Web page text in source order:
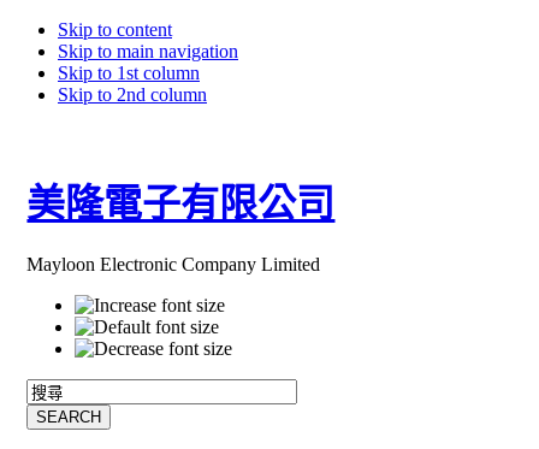
Skip to content
Skip to main navigation
Skip to 1st column
Skip to 2nd column
美隆電子有限公司
Mayloon Electronic Company Limited